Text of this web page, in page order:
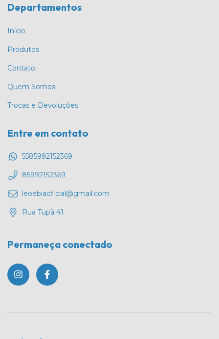
Departamentos
Início
Produtos
Contato
Quem Somos
Trocas e Devoluções
Entre em contato
5585992152369
85992152369
leoebiaoficial@gmail.com
Rua Tupã 41
Permaneça conectado